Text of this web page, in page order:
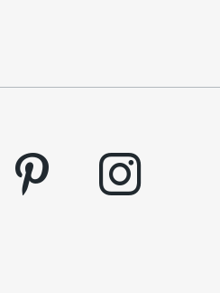
pinterest instagram